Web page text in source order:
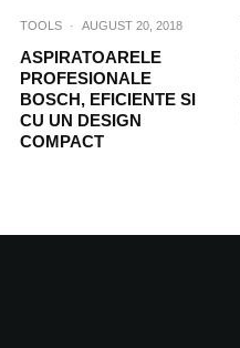
TOOLS · AUGUST 20, 2018
ASPIRATOARELE
PROFESIONALE
BOSCH, EFICIENTE SI
CU UN DESIGN
COMPACT